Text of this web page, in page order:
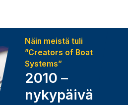
Näin meistä tuli
”Creators of Boat
Systems”
2010 –
nykypäivä